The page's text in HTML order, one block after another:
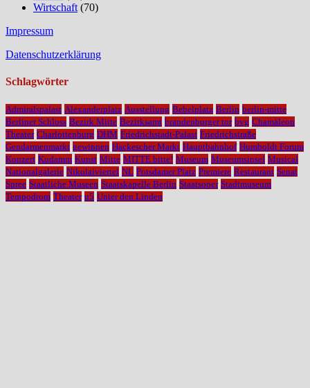
Wirtschaft (70)
Impressum
Datenschutzerklärung
Schlagwörter
Admiralspalast Alexanderplatz Ausstellung Bebelplatz Berlin berlin-mitte
Berliner Schloss Bezirk Mitte Bezirksamt brandenburger tor bvg Chamäleon
Theater Charlottenburg DHM Friedrichstadt-Palast Friedrichstraße
Gendarmenmarkt gewinnen Hackescher Markt Hauptbahnhof Humboldt Forum
Konzert Kudamm Kunst Mitte MITTE bitte! Museum Museumsinsel Musical
Nationalgalerie Nikolaiviertel NL Potsdamer Platz Premiere Restaurant Senat
Spree Staatliche Museen Staatskapelle Berlin Staatsoper Stadtmuseum
Tempodrom Theater u5 Unter den Linden